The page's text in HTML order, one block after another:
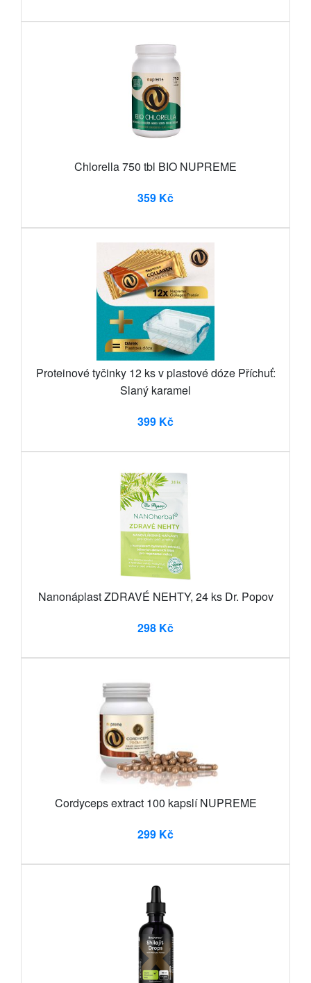
Chlorella 750 tbl BIO NUPREME
359 Kč
Proteinové tyčinky 12 ks v plastové dóze Příchuť:
Slaný karamel
399 Kč
Nanonáplast ZDRAVÉ NEHTY, 24 ks Dr. Popov
298 Kč
Cordyceps extract 100 kapslí NUPREME
299 Kč